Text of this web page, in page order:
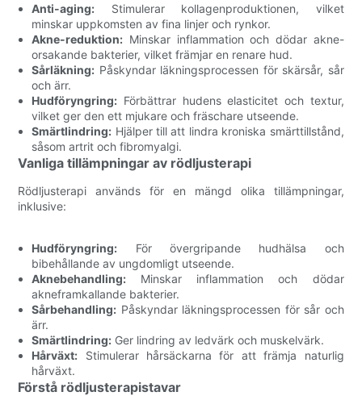
Anti-aging: Stimulerar kollagenproduktionen, vilket
minskar uppkomsten av fina linjer och rynkor.
Akne-reduktion: Minskar inflammation och dödar akne-
orsakande bakterier, vilket främjar en renare hud.
Sårläkning: Påskyndar läkningsprocessen för skärsår, sår
och ärr.
Hudföryngring: Förbättrar hudens elasticitet och textur,
vilket ger den ett mjukare och fräschare utseende.
Smärtlindring: Hjälper till att lindra kroniska smärttillstånd,
såsom artrit och fibromyalgi.
Vanliga tillämpningar av rödljusterapi
Rödljusterapi används för en mängd olika tillämpningar,
inklusive:
Hudföryngring: För övergripande hudhälsa och
bibehållande av ungdomligt utseende.
Aknebehandling: Minskar inflammation och dödar
akneframkallande bakterier.
Sårbehandling: Påskyndar läkningsprocessen för sår och
ärr.
Smärtlindring: Ger lindring av ledvärk och muskelvärk.
Hårväxt: Stimulerar hårsäckarna för att främja naturlig
hårväxt.
Förstå rödljusterapistavar